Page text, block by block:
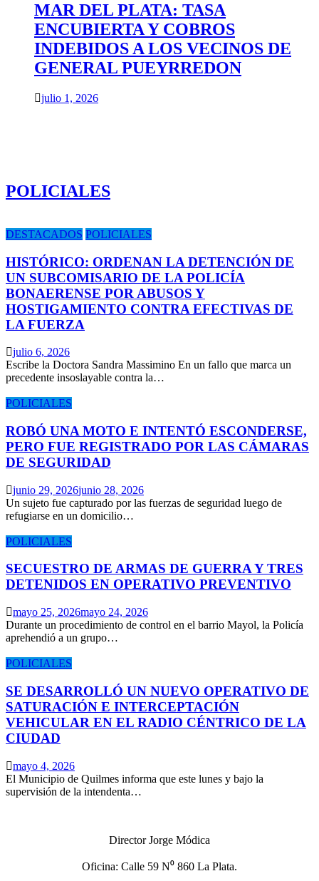
MAR DEL PLATA: TASA
ENCUBIERTA Y COBROS
INDEBIDOS A LOS VECINOS DE
GENERAL PUEYRREDON
julio 1, 2026
POLICIALES
DESTACADOS POLICIALES
HISTÓRICO: ORDENAN LA DETENCIÓN DE
UN SUBCOMISARIO DE LA POLICÍA
BONAERENSE POR ABUSOS Y
HOSTIGAMIENTO CONTRA EFECTIVAS DE
LA FUERZA
julio 6, 2026
Escribe la Doctora Sandra Massimino En un fallo que marca un
precedente insoslayable contra la…
POLICIALES
ROBÓ UNA MOTO E INTENTÓ ESCONDERSE,
PERO FUE REGISTRADO POR LAS CÁMARAS
DE SEGURIDAD
junio 29, 2026junio 28, 2026
Un sujeto fue capturado por las fuerzas de seguridad luego de
refugiarse en un domicilio…
POLICIALES
SECUESTRO DE ARMAS DE GUERRA Y TRES
DETENIDOS EN OPERATIVO PREVENTIVO
mayo 25, 2026mayo 24, 2026
Durante un procedimiento de control en el barrio Mayol, la Policía
aprehendió a un grupo…
POLICIALES
SE DESARROLLÓ UN NUEVO OPERATIVO DE
SATURACIÓN E INTERCEPTACIÓN
VEHICULAR EN EL RADIO CÉNTRICO DE LA
CIUDAD
mayo 4, 2026
El Municipio de Quilmes informa que este lunes y bajo la
supervisión de la intendenta…
Director Jorge Módica
Oficina: Calle 59 N⁰ 860 La Plata.